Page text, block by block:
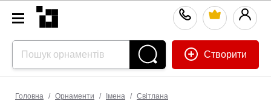
Створити
Головна / Орнаменти / Імена / Світлана